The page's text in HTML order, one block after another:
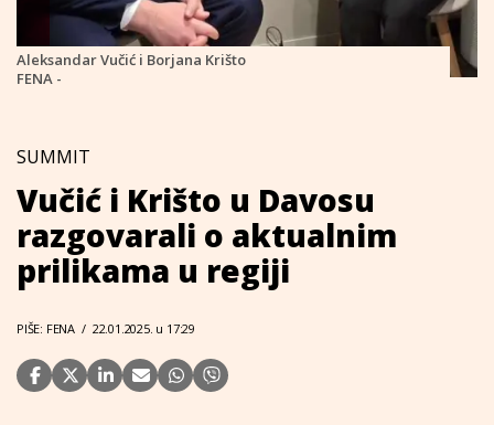
Aleksandar Vučić i Borjana Krišto
FENA -
SUMMIT
Vučić i Krišto u Davosu
razgovarali o aktualnim
prilikama u regiji
PIŠE: FENA / 22.01.2025. u 17:29